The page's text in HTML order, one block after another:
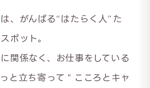
、がんばる“はたらく人”た
ポット。
関係なく、お仕事をしている
と立ち寄って＂こころとキャ